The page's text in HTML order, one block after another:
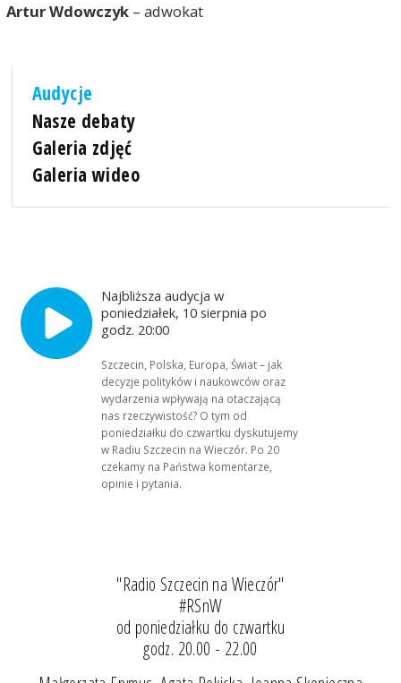
Artur Wdowczyk– adwokat
Audycje
Nasze debaty
Galeria zdjęć
Galeria wideo
Najbliższa audycja w
poniedziałek, 10 sierpnia po
godz. 20:00
Szczecin, Polska, Europa, Świat – jak
decyzje polityków i naukowców oraz
wydarzenia wpływają na otaczającą
nas rzeczywistość? O tym od
poniedziałku do czwartku dyskutujemy
w Radiu Szczecin na Wieczór. Po 20
czekamy na Państwa komentarze,
opinie i pytania.
"Radio Szczecin na Wieczór"
#RSnW
od poniedziałku do czwartku
godz. 20.00 - 22.00